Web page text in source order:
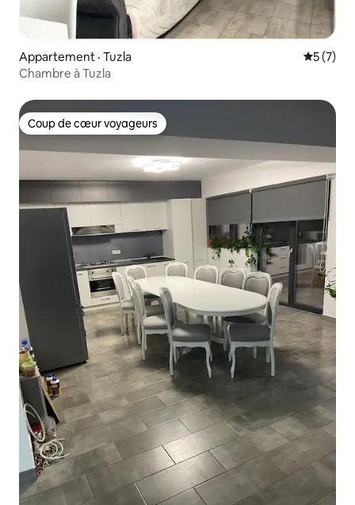
Appartement · Tuzla Note
5 (7)
Chambre à Tuzla
Coup de cœur voyageurs
Coup de cœur voyageurs